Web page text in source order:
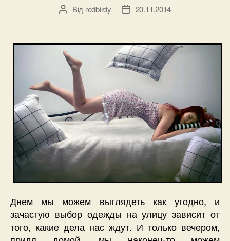
Автор
Від redbirdy
Дата20.11.2014
Днем мы можем выглядеть как угодно, и
зачастую выбор одежды на улицу зависит от
того, какие дела нас ждут. И только вечером,